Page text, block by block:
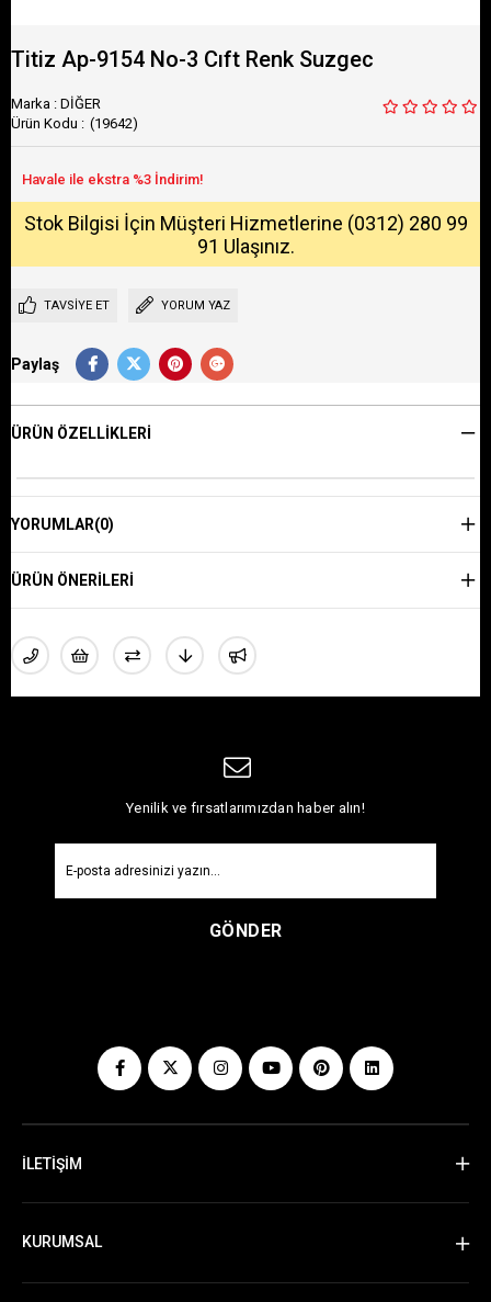
Titiz Ap-9154 No-3 Cıft Renk Suzgec
Marka : DİĞER
(19642)
Stok Bilgisi İçin Müşteri Hizmetlerine (0312) 280 99
91 Ulaşınız.
TAVSIYE ET YORUM YAZ
Paylaş
ÜRÜN ÖZELLIKLERI
YORUMLAR(0)
ÜRÜN ÖNERILERI
Yenilik ve fırsatlarımızdan haber alın!
GÖNDER
İLETİŞİM
KURUMSAL